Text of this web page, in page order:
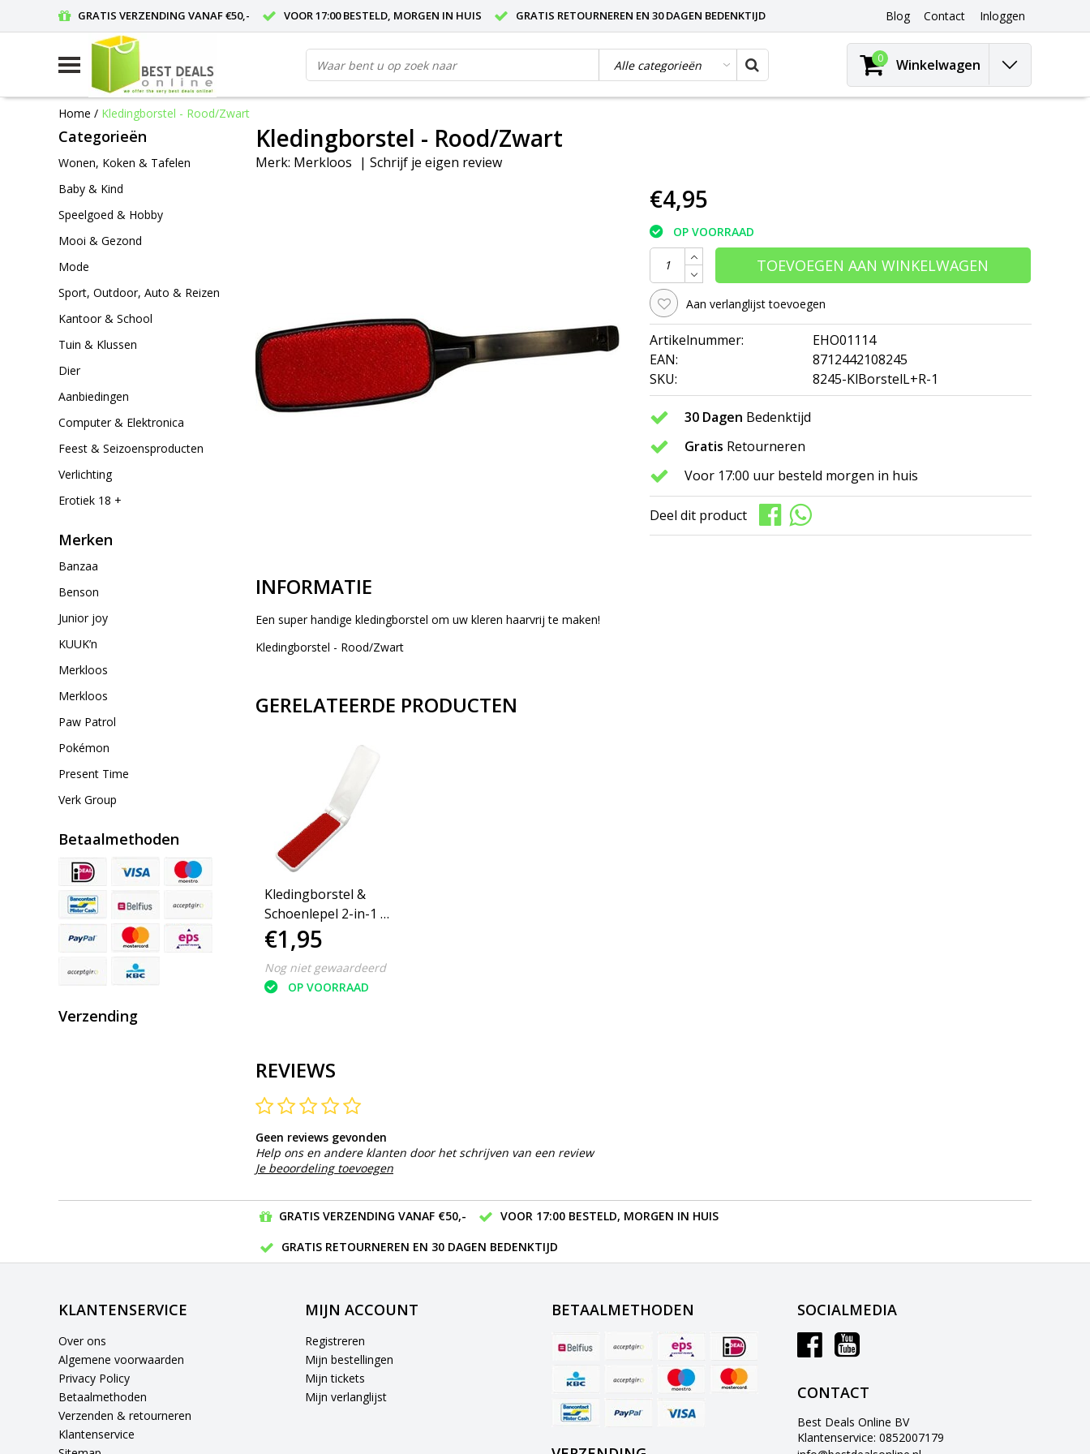
GRATIS VERZENDING VANAF €50,- VOOR 17:00 BESTELD, MORGEN IN HUIS GRATIS RETOURNEREN EN 30 DAGEN BEDENKTIJD Blog Contact Inloggen
0 Winkelwagen
Home / Kledingborstel - Rood/Zwart
Categorieën
Wonen, Koken & Tafelen
Baby & Kind
Speelgoed & Hobby
Mooi & Gezond
Mode
Sport, Outdoor, Auto & Reizen
Kantoor & School
Tuin & Klussen
Dier
Aanbiedingen
Computer & Elektronica
Feest & Seizoensproducten
Verlichting
Erotiek 18 +
Merken
Banzaa
Benson
Junior joy
KUUK’n
Merkloos
Merkloos
Paw Patrol
Pokémon
Present Time
Verk Group
Betaalmethoden
Verzending
Kledingborstel - Rood/Zwart
Merk: Merkloos | Schrijf je eigen review
€4,95
OP VOORRAAD
TOEVOEGEN AAN WINKELWAGEN
Aan verlanglijst toevoegen
Artikelnummer:
EHO01114
EAN:
8712442108245
SKU:
8245-KlBorstelL+R-1
30 Dagen Bedenktijd
Gratis Retourneren
Voor 17:00 uur besteld morgen in huis
Deel dit product
INFORMATIE
Een super handige kledingborstel om uw kleren haarvrij te maken!
Kledingborstel - Rood/Zwart
GERELATEERDE PRODUCTEN
Kledingborstel &
Schoenlepel 2-in-1 -
Opklapbaar 19 x 3,5
cm - Wit
€1,95
Nog niet gewaardeerd
OP VOORRAAD
REVIEWS
Geen reviews gevonden
Help ons en andere klanten door het schrijven van een review
Je beoordeling toevoegen
GRATIS VERZENDING VANAF €50,-
VOOR 17:00 BESTELD, MORGEN IN HUIS
GRATIS RETOURNEREN EN 30 DAGEN BEDENKTIJD
KLANTENSERVICE
Over ons
Algemene voorwaarden
Privacy Policy
Betaalmethoden
Verzenden & retourneren
Klantenservice
MIJN ACCOUNT
Registreren
Mijn bestellingen
Mijn tickets
Mijn verlanglijst
BETAALMETHODEN SOCIALMEDIA
CONTACT
Best Deals Online BV
Klantenservice: 0852007179